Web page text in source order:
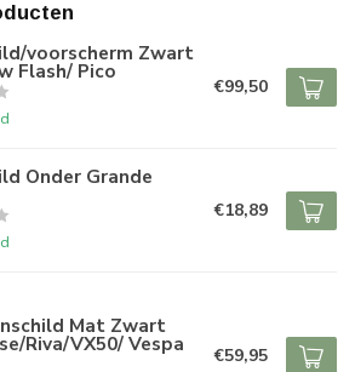
voorscherm Zwart
Flash/ Pico
€99,50
Onder Grande
€18,89
Mat Zwart
Riva/VX50/ Vespa €59,95